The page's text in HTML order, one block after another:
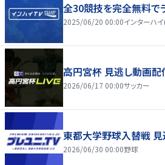
全30競技を完全無料で
2025/06/20 00:00インターハ
高円宮杯 見逃し動画配
2026/06/17 00:00サッカー
東都大学野球入替戦 見
2026/06/30 00:00野球